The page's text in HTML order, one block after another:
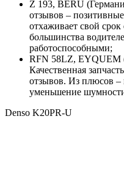
Z 193, BERU
отзывов –
отхаживает свой
большинства
работоспособными;
RFN 58LZ, EYQUEM
Качественная
отзывов. Из плюсов –
уменьшение
Denso K20PR-U